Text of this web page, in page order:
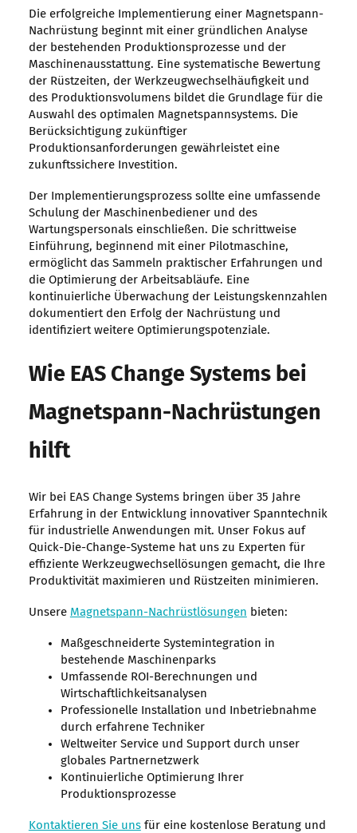
Die erfolgreiche Implementierung einer Magnetspann-
Nachrüstung beginnt mit einer gründlichen Analyse
der bestehenden Produktionsprozesse und der
Maschinenausstattung. Eine systematische Bewertung
der Rüstzeiten, der Werkzeugwechselhäufigkeit und
des Produktionsvolumens bildet die Grundlage für die
Auswahl des optimalen Magnetspannsystems. Die
Berücksichtigung zukünftiger
Produktionsanforderungen gewährleistet eine
zukunftssichere Investition.
Der Implementierungsprozess sollte eine umfassende
Schulung der Maschinenbediener und des
Wartungspersonals einschließen. Die schrittweise
Einführung, beginnend mit einer Pilotmaschine,
ermöglicht das Sammeln praktischer Erfahrungen und
die Optimierung der Arbeitsabläufe. Eine
kontinuierliche Überwachung der Leistungskennzahlen
dokumentiert den Erfolg der Nachrüstung und
identifiziert weitere Optimierungspotenziale.
Wie EAS Change Systems bei
Magnetspann-Nachrüstungen
hilft
Wir bei EAS Change Systems bringen über 35 Jahre
Erfahrung in der Entwicklung innovativer Spanntechnik
für industrielle Anwendungen mit. Unser Fokus auf
Quick-Die-Change-Systeme hat uns zu Experten für
effiziente Werkzeugwechsellösungen gemacht, die Ihre
Produktivität maximieren und Rüstzeiten minimieren.
Unsere Magnetspann-Nachrüstlösungen bieten:
Maßgeschneiderte Systemintegration in
bestehende Maschinenparks
Umfassende ROI-Berechnungen und
Wirtschaftlichkeitsanalysen
Professionelle Installation und Inbetriebnahme
durch erfahrene Techniker
Weltweiter Service und Support durch unser
globales Partnernetzwerk
Kontinuierliche Optimierung Ihrer
Produktionsprozesse
Kontaktieren Sie unsfür eine kostenlose Beratung und